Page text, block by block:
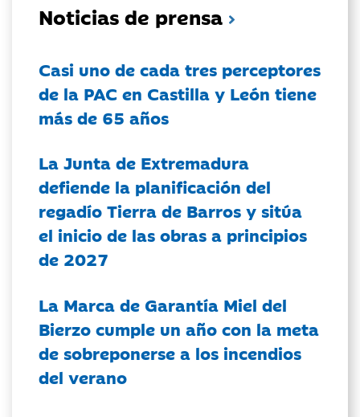
Noticias de prensa
Casi uno de cada tres perceptores
de la PAC en Castilla y León tiene
más de 65 años
La Junta de Extremadura
defiende la planificación del
regadío Tierra de Barros y sitúa
el inicio de las obras a principios
de 2027
La Marca de Garantía Miel del
Bierzo cumple un año con la meta
de sobreponerse a los incendios
del verano